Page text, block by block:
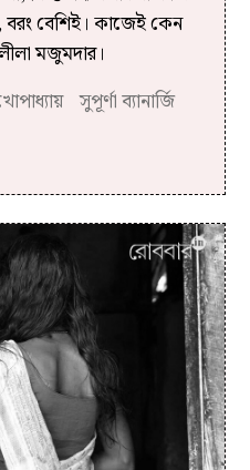
বরং বেশিই। কাজেই কেন
মজুমদার।
সুপূর্ণা ব্যানার্জি